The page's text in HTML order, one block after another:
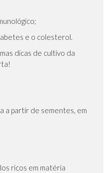
e o colesterol.
dicas de cultivo da
a partir de sementes, em
ricos em matéria